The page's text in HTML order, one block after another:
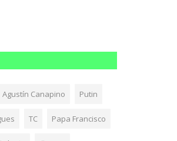
Agustín Canapino Putin
TC Papa Francisco